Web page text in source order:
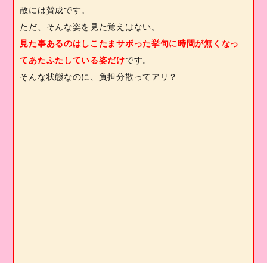
散には賛成です。
ただ、そんな姿を見た覚えはない。
見た事あるのはしこたまサボった挙句に時間が無くなっ
てあたふたしている姿だけです。
そんな状態なのに、負担分散ってアリ？